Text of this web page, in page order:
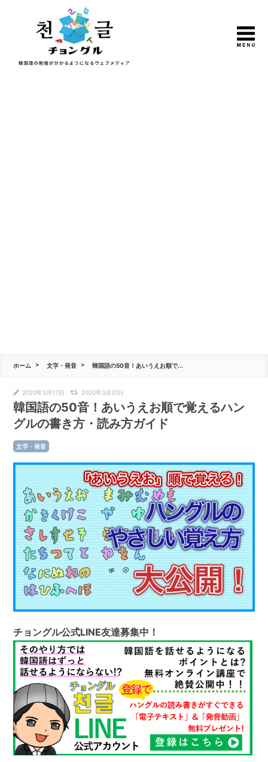
ホーム 文字・発音 韓国語の50音！あいうえお順で...
2020年3月17日 2020年3月31日
韓国語の50音！あいうえお順で覚えるハン
グルの書き方・読み方ガイド
文字・発音
チョングル公式LINE友達募集中！